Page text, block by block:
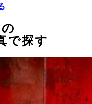
で探す